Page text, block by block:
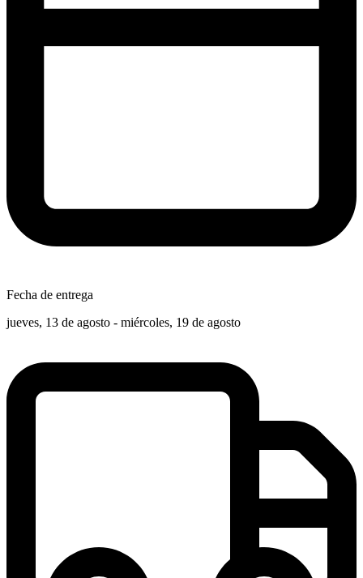
Fecha de entrega
jueves, 13 de agosto - miércoles, 19 de agosto